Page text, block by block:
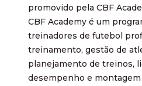
promovido pela CBF
CBF Academy é um
treinadores de futebol
treinamento, gestão de
planejamento de treinos,
desempenho e montagem